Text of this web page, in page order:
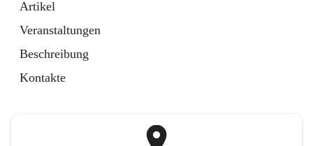
Artikel
Veranstaltungen
Beschreibung
Kontakte
in
neuem
Tab
Externe Webseite
in
Tab